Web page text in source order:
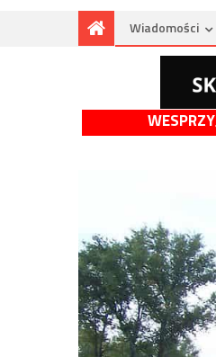
Wiadomości